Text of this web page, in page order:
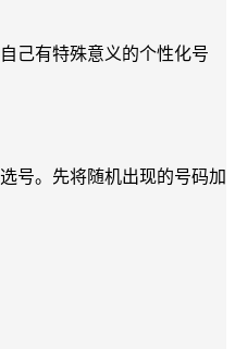
己有特殊意义的个性化号
号。先将随机出现的号码加